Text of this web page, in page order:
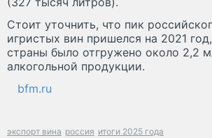
Стоит уточнить, что пик
игристых вин пришелся на 2021
страны было отгружено около 2,2
алкогольной продукции.
bfm.ru
экспорт вина россия итоги 2025 года